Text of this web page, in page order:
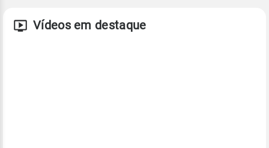
Vídeos em destaque